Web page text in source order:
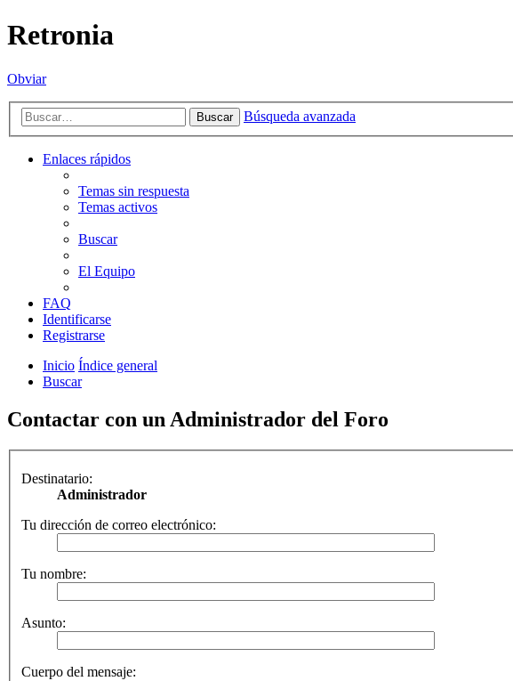
Retronia
Obviar
Buscar Búsqueda avanzada
Enlaces rápidos
Temas sin respuesta
Temas activos
Buscar
El Equipo
FAQ
Identificarse
Registrarse
Inicio Índice general
Buscar
Contactar con un Administrador del Foro
Destinatario:
Administrador
Tu dirección de correo electrónico:
Tu nombre:
Asunto:
Cuerpo del mensaje: